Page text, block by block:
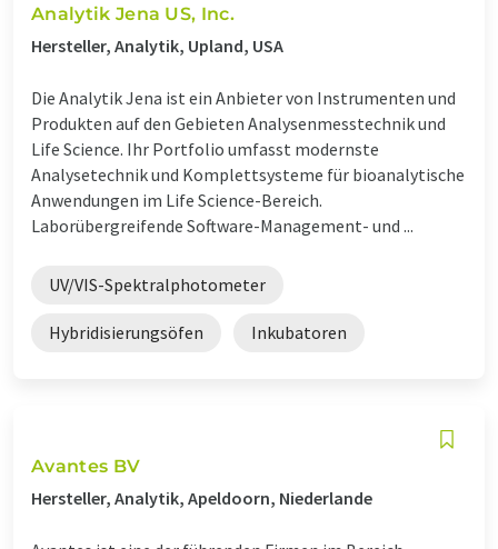
Analytik Jena US, Inc.
Hersteller, Analytik, Upland, USA
Die Analytik Jena ist ein Anbieter von Instrumenten und
Produkten auf den Gebieten Analysenmesstechnik und
Life Science. Ihr Portfolio umfasst modernste
Analysetechnik und Komplettsysteme für bioanalytische
Anwendungen im Life Science-Bereich.
Laborübergreifende Software-Management- und ...
UV/VIS-Spektralphotometer
Hybridisierungsöfen Inkubatoren
Avantes BV
Hersteller, Analytik, Apeldoorn, Niederlande